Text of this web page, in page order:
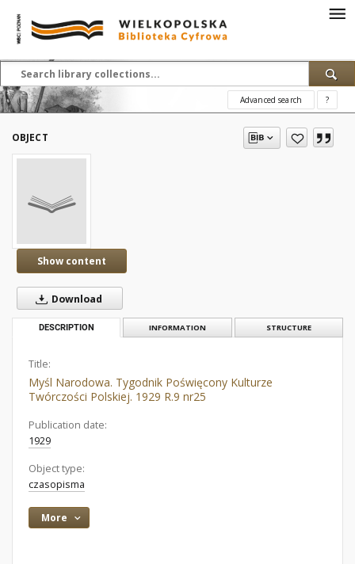
Advanced search ?
OBJECT
Show content
Download
DESCRIPTION INFORMATION STRUCTURE
Title:
Myśl Narodowa. Tygodnik Poświęcony Kulturze
Twórczości Polskiej. 1929 R.9 nr25
Publication date:
1929
Object type:
czasopisma
More